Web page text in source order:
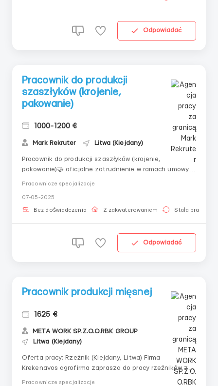
Odpowiadać
Pracownik do produkcji
szaszłyków (krojenie,
pakowanie)
1000-1200 €
Mark Rekruter Litwa (Kiejdany)
Pracownik do produkcji szaszłyków (krojenie,
pakowanie)🤝 oficjalne zatrudnienie w ramach umowy o
(autobus zabiera wg trasy)Firma "Krekenavos
agrofirma" produkuje kiełbasy, wyroby wędzone,
Pracownicze specjalizacje
07-05-2025
Bez doświadczenia Z zakwaterowaniem Stała praca
Odpowiadać
Pracownik produkcji mięsnej
1625 €
META WORK SP.Z.O.O.RBK GROUP
Litwa (Kiejdany)
Oferta pracy: Rzeźnik (Kiejdany, Litwa) Firma
Krekenavos agrofirma zaprasza do pracy rzeźników z
doświadczeniem w trybowaniu mięsa (wieprzowina,
Pracownicze specjalizacje